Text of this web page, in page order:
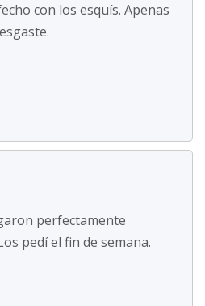
con los esquís. Apenas
perfectamente
pedí el fin de semana.